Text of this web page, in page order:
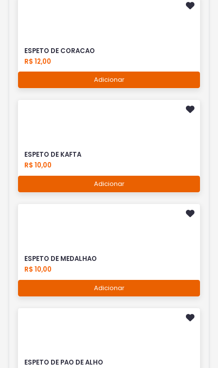
ESPETO DE CORACAO
R$ 12,00
Adicionar
ESPETO DE KAFTA
R$ 10,00
Adicionar
ESPETO DE MEDALHAO
R$ 10,00
Adicionar
ESPETO DE PAO DE ALHO